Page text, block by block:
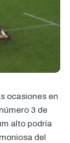
ocasiones en
3 de
alto podría
del